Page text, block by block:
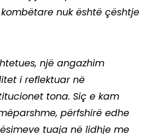
nuk është çështje
një angazhim
i reflektuar në
tona. Siç e kam
përfshirë edhe
tuaja në lidhje me